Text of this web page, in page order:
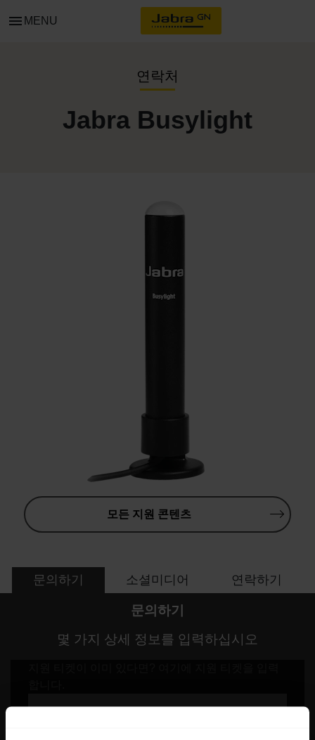
menu MENU
연락처
Jabra Busylight
모든 지원 콘텐츠
문의하기 소셜미디어 연락하기
문의하기
몇 가지 상세 정보를 입력하십시오